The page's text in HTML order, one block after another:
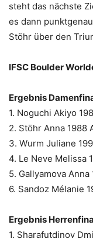
steht das nächste
es dann
Stöhr über den
IFSC Boulder
Ergebnis
1. Noguchi Akiyo
2. Stöhr Anna 1988
3. Wurm Juliane
4. Le Neve Melissa
5. Gallyamova
6. Sandoz Mélanie
Ergebnis
1. Sharafutdinov